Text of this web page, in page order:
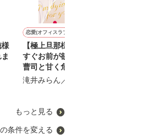
様
恋愛(オフィスラブ)
【極上旦那様シリーズ】今
すぐお前が欲しい～俺様御
曹司と甘く危険な政略結婚
～
滝井みらん／著
もっと見る
条件を変える